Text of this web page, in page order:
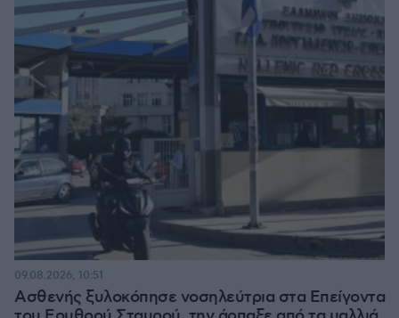
Ασθενής ξυλοκόπησε νοσηλεύτρια στα Επείγοντα
09.08.2026, 10:51